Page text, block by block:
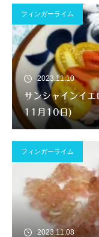
フィンガーライム
2023.11.10
サンシャインイ
11月10日)
フィンガーライム
2023.11.08